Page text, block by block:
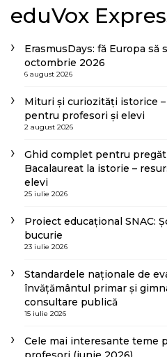
eduVox
ErasmusDays: fă Europa să
octombrie 2026
6 august 2026
Mituri și curiozități istorice
pentru profesori și elevi
2 august 2026
Ghid complet pentru
Bacalaureat la istorie –
elevi
25 iulie 2026
Proiect educațional SNAC:
bucurie
23 iulie 2026
Standardele naționale de
învățământul primar și
consultare publică
15 iulie 2026
Cele mai interesante teme